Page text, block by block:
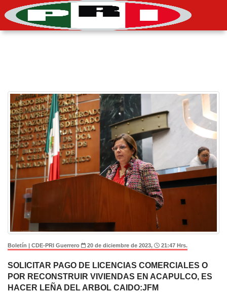
Boletín | CDE-PRI Guerrero 20 de diciembre de 2023, 21:47 Hrs.
SOLICITAR PAGO DE LICENCIAS COMERCIALES O
POR RECONSTRUIR VIVIENDAS EN ACAPULCO, ES
HACER LEÑA DEL ARBOL CAIDO:JFM